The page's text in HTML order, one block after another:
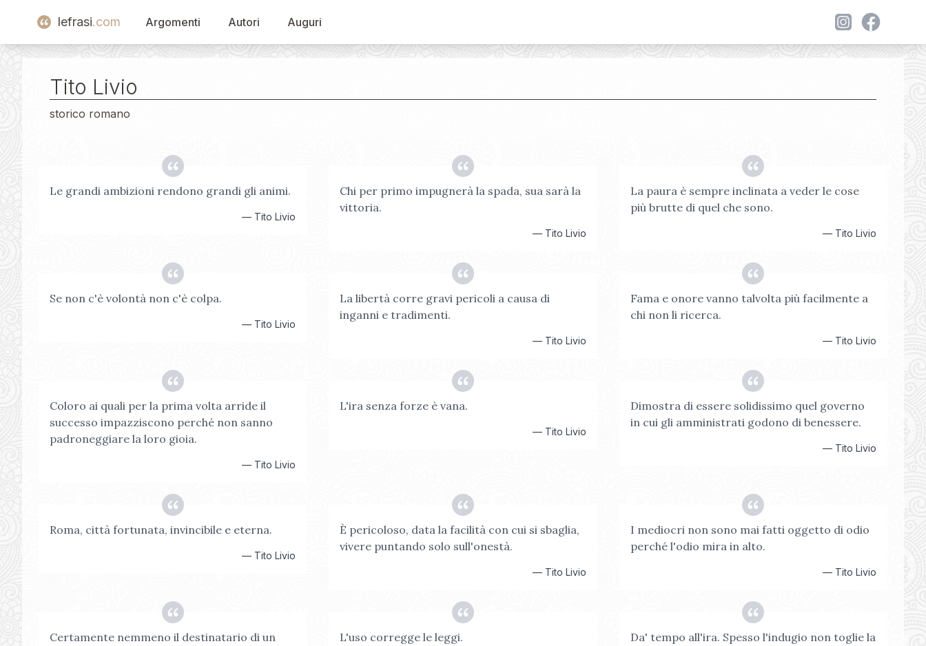
lefrasi.com Argomenti Autori Auguri
Tito Livio
storico romano
Le grandi ambizioni rendono grandi gli animi.
— Tito Livio
Chi per primo impugnerà la spada, sua sarà la
vittoria.
— Tito Livio
La paura è sempre inclinata a veder le cose
più brutte di quel che sono.
— Tito Livio
Se non c'è volontà non c'è colpa.
— Tito Livio
La libertà corre gravi pericoli a causa di
inganni e tradimenti.
— Tito Livio
Fama e onore vanno talvolta più facilmente a
chi non li ricerca.
— Tito Livio
Coloro ai quali per la prima volta arride il
successo impazziscono perché non sanno
padroneggiare la loro gioia.
— Tito Livio
L'ira senza forze è vana.
— Tito Livio
Dimostra di essere solidissimo quel governo
in cui gli amministrati godono di benessere.
— Tito Livio
Roma, città fortunata, invincibile e eterna.
— Tito Livio
È pericoloso, data la facilità con cui si sbaglia,
vivere puntando solo sull'onestà.
— Tito Livio
I mediocri non sono mai fatti oggetto di odio
perché l'odio mira in alto.
— Tito Livio
Certamente nemmeno il destinatario di un
L'uso corregge le leggi.
Da' tempo all'ira. Spesso l'indugio non toglie la